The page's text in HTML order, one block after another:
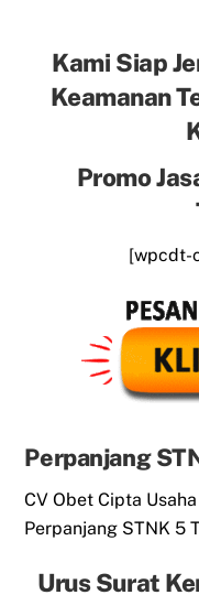
Kami Siap
Keamanan
Promo
[wpcdt-
Perpanjang
CV Obet Cipta
Perpanjang STNK 5
Urus Surat